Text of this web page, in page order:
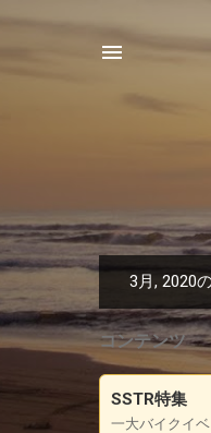
稿
3月, 2020
コンテンツ
SSTR特集
一大バイクイ